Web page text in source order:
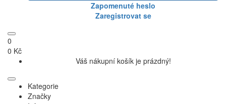
Zapomenuté heslo
Zaregistrovat se
0
0 Kč
Váš nákupní košík je prázdný!
Kategorie
Značky